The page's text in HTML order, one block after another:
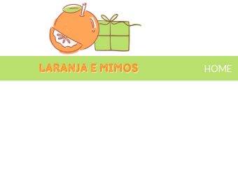
HOME